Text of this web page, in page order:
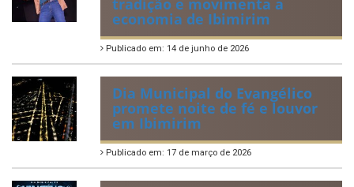
tradição e movimenta a
economia de Ibimirim
Publicado em: 14 de junho de 2026
Dia Municipal do Evangélico
promete noite de fé e louvor
em Ibimirim
Publicado em: 17 de março de 2026